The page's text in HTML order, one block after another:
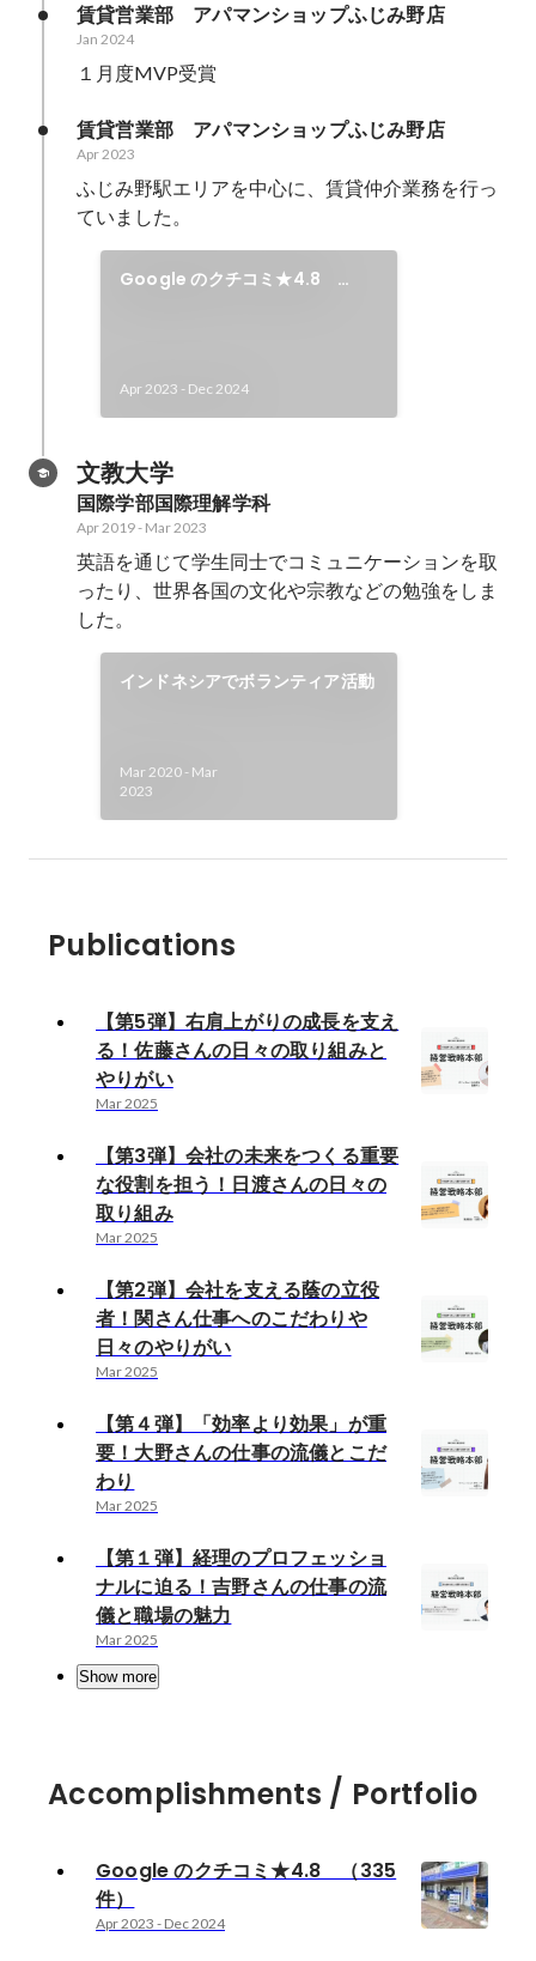
賃貸営業部　アパマンショップふじみ野店
Jan 2024
１月度MVP受賞
賃貸営業部　アパマンショップふじみ野店
Apr 2023
ふじみ野駅エリアを中心に、賃貸仲介業務を行っ
ていました。
Google のクチコミ★4.8
Apr 2023 - Dec 2024
文教大学
国際学部国際理解学科
Apr 2019- Mar 2023
英語を通じて学生同士でコミュニケーションを取
ったり、世界各国の文化や宗教などの勉強をしま
した。
インドネシアでボランティア活動
Mar 2020 - Mar
2023
Publications
【第5弾】右肩上がりの成長を支え
る！佐藤さんの日々の取り組みと
やりがい
Mar 2025
【第3弾】会社の未来をつくる重要
な役割を担う！日渡さんの日々の
取り組み
Mar 2025
【第2弾】会社を支える蔭の立役
者！関さん仕事へのこだわりや
日々のやりがい
Mar 2025
【第４弾】「効率より効果」が重
要！大野さんの仕事の流儀とこだ
わり
Mar 2025
【第１弾】経理のプロフェッショ
ナルに迫る！吉野さんの仕事の流
儀と職場の魅力
Mar 2025
Show more
Accomplishments / Portfolio
Google のクチコミ★4.8 （335
件）
Apr 2023 - Dec 2024